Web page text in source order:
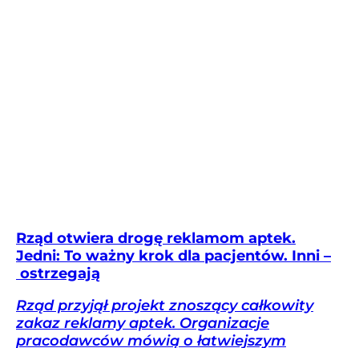
Rząd otwiera drogę reklamom aptek.
Jedni: To ważny krok dla pacjentów. Inni –
ostrzegają
Rząd przyjął projekt znoszący całkowity
zakaz reklamy aptek. Organizacje
pracodawców mówią o łatwiejszym